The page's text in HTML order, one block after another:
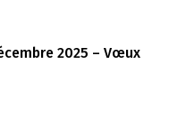
2025 – Vœux